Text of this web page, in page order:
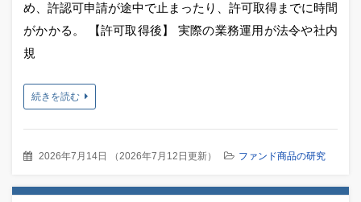
め、許認可申請が途中で止まったり、許可取得までに時間
がかかる。 【許可取得後】 実際の業務運用が法令や社内
規
続きを読む
2026年7月14日 （2026年7月12日更新） ファンド商品の研究